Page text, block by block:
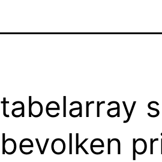
tabelarray
bevolken